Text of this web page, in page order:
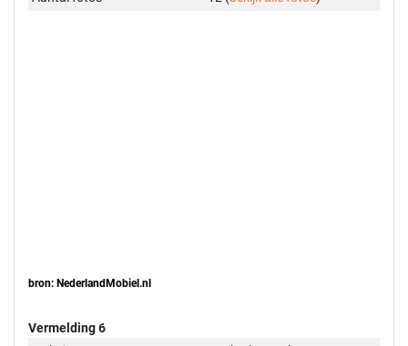
bron: NederlandMobiel.nl
Vermelding 6